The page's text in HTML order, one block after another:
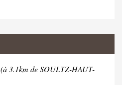
(à 3.1km de SOULTZ-HAUT-